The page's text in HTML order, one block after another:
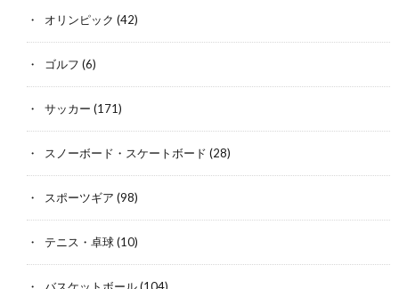
オリンピック (42)
ゴルフ (6)
サッカー (171)
スノーボード・スケートボード (28)
スポーツギア (98)
テニス・卓球(10)
バスケットボール(104)